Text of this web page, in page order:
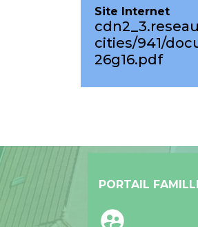
Site Internet
cities/941/
26g16.pdf
PORTAIL
supervised_user_circle